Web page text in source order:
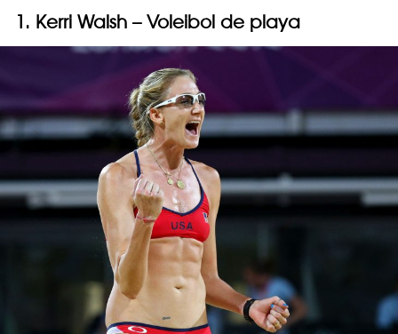
1. Kerri Walsh – Voleibol de playa